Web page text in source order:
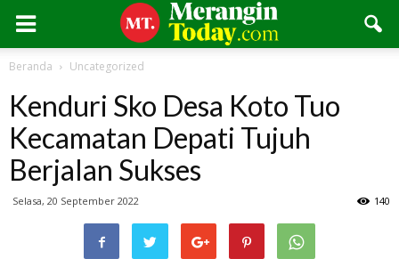
Beranda Uncategorized
Kenduri Sko Desa Koto Tuo
Kecamatan Depati Tujuh
Berjalan Sukses
Selasa, 20 September 2022 140